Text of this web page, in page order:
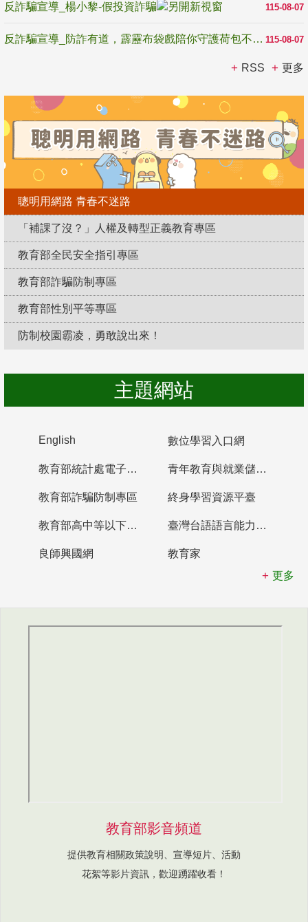
115-08-07
反詐騙宣導_楊小黎-假投資詐騙
115-08-07
反詐騙宣導_防詐有道，霹靂布袋戲陪你守護荷包不受騙
RSS 更多
聰明用網路 青春不迷路
「補課了沒？」人權及轉型正義教育專區
教育部全民安全指引專區
教育部詐騙防制專區
教育部性別平等專區
防制校園霸凌，勇敢說出來！
主題網站
English 數位學習入口網
教育部統計處電子書櫃 青年教育與就業儲蓄帳戶
教育部詐騙防制專區 終身學習資源平臺
教育部高中等以下學校及幼兒園教師資格檢定考試 臺灣台語語言能力認證網站
良師興國網
教育家
更多
教育部影音頻道
提供教育相關政策說明、宣導短片、活動
花絮等影片資訊，歡迎踴躍收看！